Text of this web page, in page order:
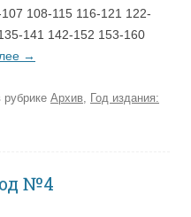
108-115 116-121 122-
141 142-152 153-160
→
рубрике Архив Год издания:
№4